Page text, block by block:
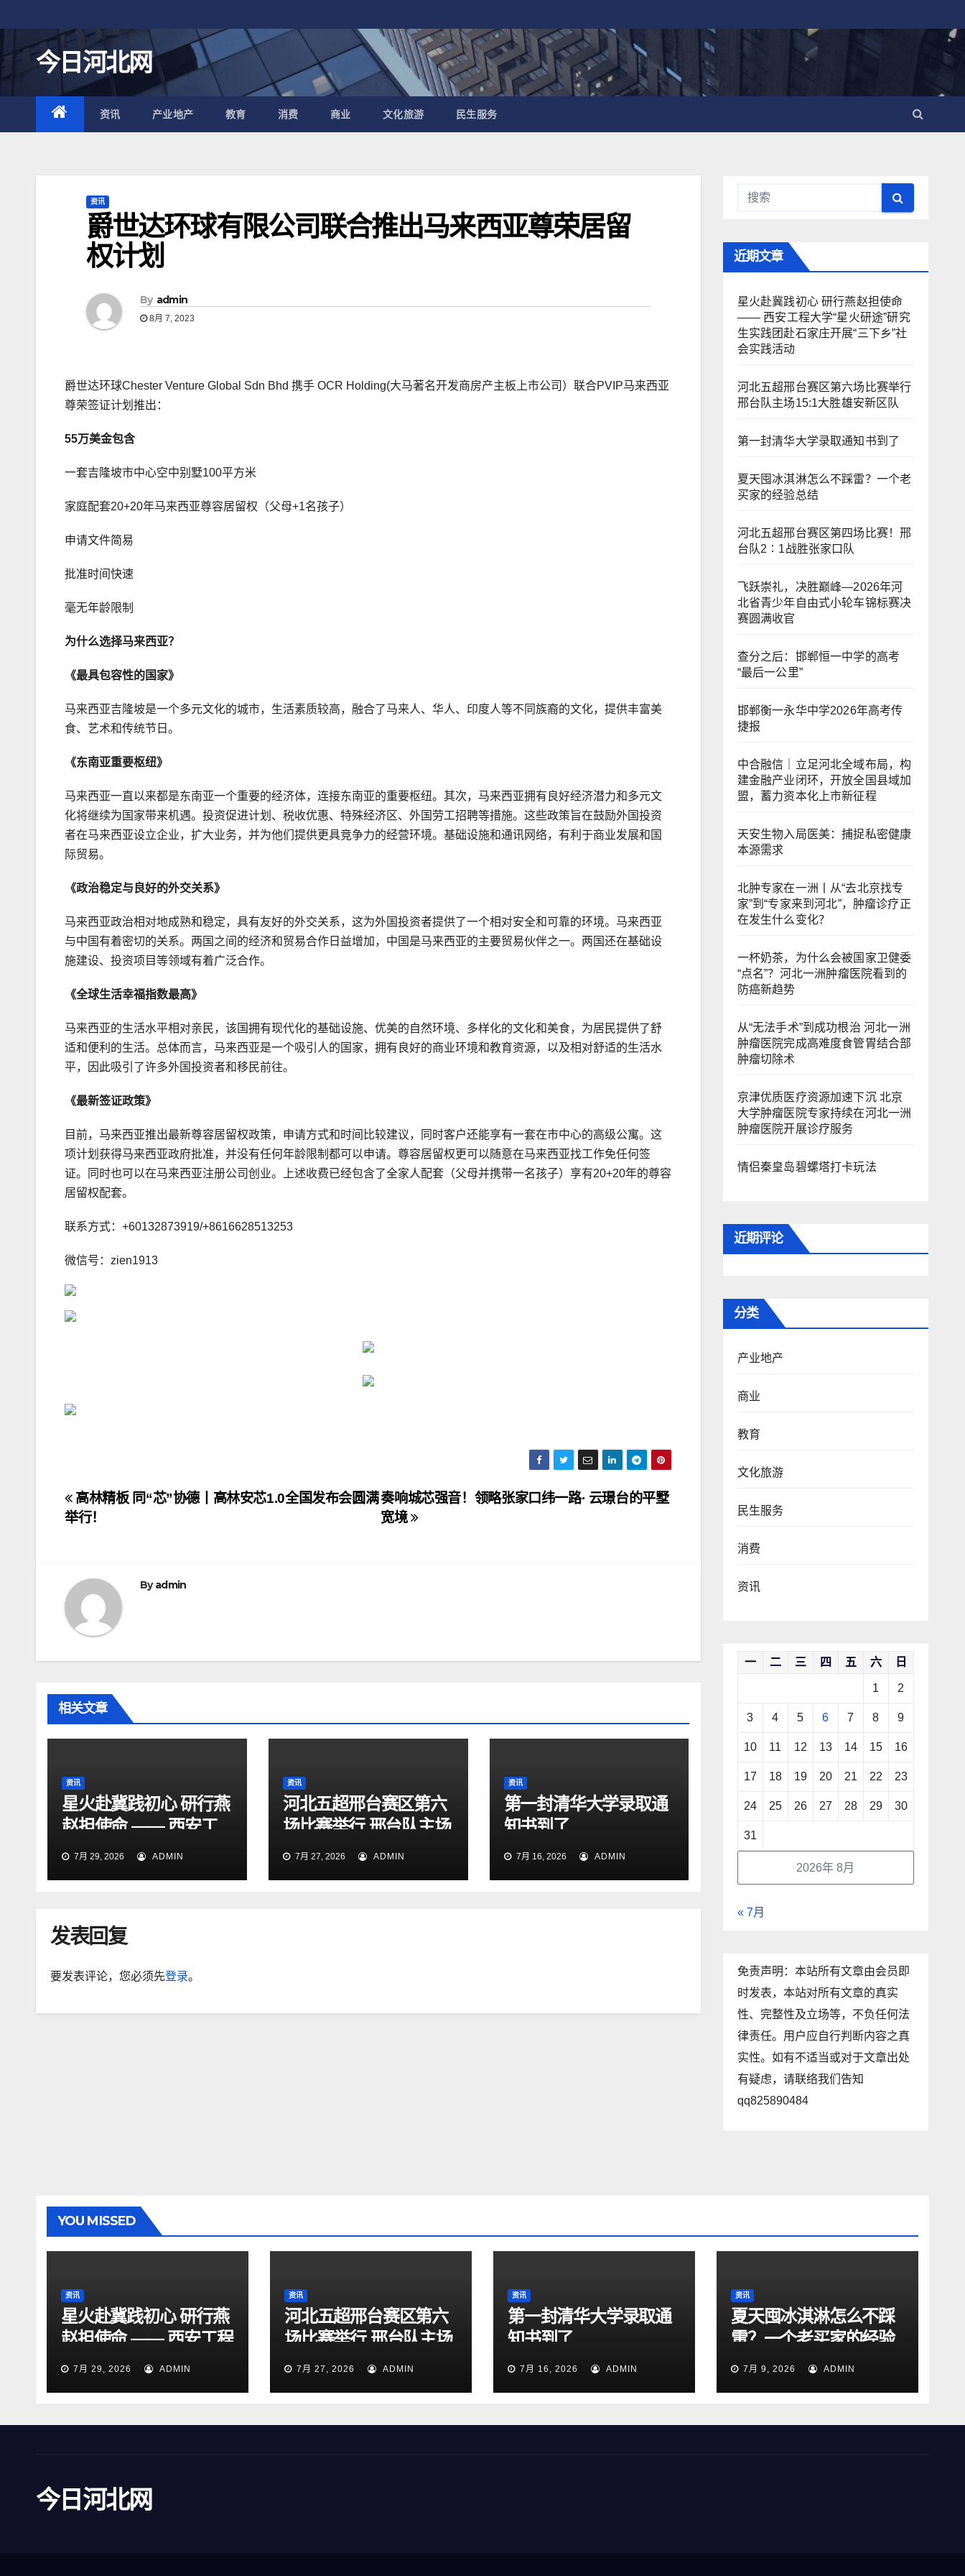
至
内
容
今日河北网
资讯 产业地产 教育 消费 商业 文化旅游 民生服务
资讯
爵世达环球有限公司联合推出马来西亚尊荣居留
权计划
By admin
8月 7, 2023
爵世达环球Chester Venture Global Sdn Bhd 携手 OCR Holding(大马著名开发商房产主板上市公司）联合PVIP马来西亚
尊荣签证计划推出：
55万美金包含
一套吉隆坡市中心空中别墅100平方米
家庭配套20+20年马来西亚尊容居留权（父母+1名孩子）
申请文件简易
批准时间快速
毫无年龄限制
为什么选择马来西亚？
《最具包容性的国家》
马来西亚吉隆坡是一个多元文化的城市，生活素质较高，融合了马来人、华人、印度人等不同族裔的文化，提供丰富美
食、艺术和传统节日。
《东南亚重要枢纽》
马来西亚一直以来都是东南亚一个重要的经济体，连接东南亚的重要枢纽。其次，马来西亚拥有良好经济潜力和多元文
化将继续为国家带来机遇。投资促进计划、税收优惠、特殊经济区、外国劳工招聘等措施。这些政策旨在鼓励外国投资
者在马来西亚设立企业，扩大业务，并为他们提供更具竞争力的经营环境。基础设施和通讯网络，有利于商业发展和国
际贸易。
《政治稳定与良好的外交关系》
马来西亚政治相对地成熟和稳定，具有友好的外交关系，这为外国投资者提供了一个相对安全和可靠的环境。马来西亚
与中国有着密切的关系。两国之间的经济和贸易合作日益增加，中国是马来西亚的主要贸易伙伴之一。两国还在基础设
施建设、投资项目等领域有着广泛合作。
《全球生活幸福指数最高》
马来西亚的生活水平相对亲民，该国拥有现代化的基础设施、优美的自然环境、多样化的文化和美食，为居民提供了舒
适和便利的生活。总体而言，马来西亚是一个吸引人的国家，拥有良好的商业环境和教育资源，以及相对舒适的生活水
平，因此吸引了许多外国投资者和移民前往。
《最新签证政策》
目前，马来西亚推出最新尊容居留权政策，申请方式和时间比较建议，同时客户还能享有一套在市中心的高级公寓。这
项计划获得马来西亚政府批准，并没有任何年龄限制都可以申请。尊容居留权更可以随意在马来西亚找工作免任何签
证。同时也可以在马来西亚注册公司创业。上述收费已经包含了全家人配套（父母并携带一名孩子）享有20+20年的尊容
居留权配套。
联系方式：+60132873919/+8616628513253
微信号：zien1913
文
章
航
奏响城芯强音！领略张家口纬一路· 云璟台的平墅
宽境
高林精板 同“芯”协德丨高林安芯1.0全国发布会圆满
举行！
Byadmin
相关文章
资讯
星火赴冀践初心 研行燕
赵担使命 —— 西安工
程大学“星火研途”研究
7月 29, 2026 ADMIN
资讯
河北五超邢台赛区第六
场比赛举行 邢台队主场
15:1大胜雄安新区队
7月 27, 2026 ADMIN
资讯
第一封清华大学录取通
知书到了
7月 16, 2026 ADMIN
发表回复
要发表评论，您必须先登录。
近期文章
星火赴冀践初心 研行燕赵担使命
—— 西安工程大学“星火研途”研究
生实践团赴石家庄开展“三下乡”社
会实践活动
河北五超邢台赛区第六场比赛举行
邢台队主场15:1大胜雄安新区队
第一封清华大学录取通知书到了
夏天囤冰淇淋怎么不踩雷？一个老
买家的经验总结
河北五超邢台赛区第四场比赛！邢
台队2∶1战胜张家口队
飞跃崇礼，决胜巅峰—2026年河
北省青少年自由式小轮车锦标赛决
赛圆满收官
查分之后：邯郸恒一中学的高考
“最后一公里”
邯郸衡一永华中学2026年高考传
捷报
中合融信｜立足河北全域布局，构
建金融产业闭环，开放全国县域加
盟，蓄力资本化上市新征程
天安生物入局医美：捕捉私密健康
本源需求
北肿专家在一洲丨从“去北京找专
家”到“专家来到河北”，肿瘤诊疗正
在发生什么变化？
一杯奶茶，为什么会被国家卫健委
“点名”？河北一洲肿瘤医院看到的
防癌新趋势
从“无法手术”到成功根治 河北一洲
肿瘤医院完成高难度食管胃结合部
肿瘤切除术
京津优质医疗资源加速下沉 北京
大学肿瘤医院专家持续在河北一洲
肿瘤医院开展诊疗服务
情侣秦皇岛碧螺塔打卡玩法
近期评论
分类
产业地产
商业
教育
文化旅游
民生服务
消费
资讯
2026年 8月
一 二 三 四 五 六 日
1 2
3 4 5 6 7 8 9
10 11 12 13 14 15 16
17 18 19 20 21 22 23
24 25 26 27 28 29 30
31
« 7月
免责声明：本站所有文章由会员即
时发表，本站对所有文章的真实
性、完整性及立场等，不负任何法
律责任。用户应自行判断内容之真
实性。如有不适当或对于文章出处
有疑虑，请联络我们告知
qq825890484
YOU MISSED
资讯
星火赴冀践初心 研行燕
赵担使命 —— 西安工程
大学“星火研途”研究生
7月 29, 2026 ADMIN
资讯
河北五超邢台赛区第六
场比赛举行 邢台队主场
15:1大胜雄安新区队
7月 27, 2026 ADMIN
资讯
第一封清华大学录取通
知书到了
7月 16, 2026 ADMIN
资讯
夏天囤冰淇淋怎么不踩
雷？一个老买家的经验
总结
7月 9, 2026 ADMIN
今日河北网